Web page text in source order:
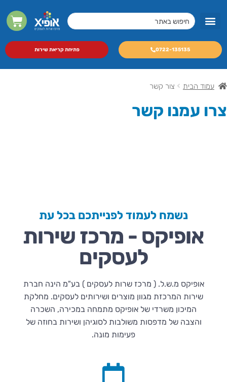
0722-135135 פתיחת קריאת שירות
עמוד הבית צור קשר
צרו עמנו קשר
נשמח לעמוד לפנייתכם בכל עת
אופיקס - מרכז שירות
לעסקים
אופיקס מ.ש.ל. ( מרכז שרות לעסקים ) בע"מ הינה חברת
שירות המרכזת מגוון מוצרים ושירותים לעסקים. מחלקת
המיכון משרדי של אופיקס מתמחה במכירה, השכרה
והצבה של מדפסות משולבות לסוגיהן ושירות בחוזה של
פעימות מונה.